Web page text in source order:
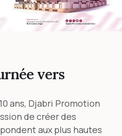
vers
ans, Djabri Promotion
de créer des
aux plus hautes